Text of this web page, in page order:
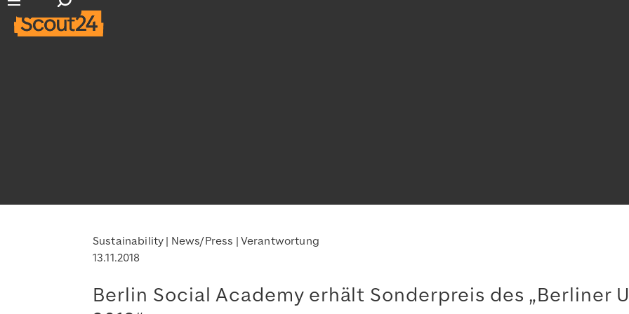
Hauptnavigation öffnen
Suchfeld öffnen
Sustainability News/Press Verantwortung
13.11.2018
Berlin Social Academy erhält Sonderpreis des „Berliner